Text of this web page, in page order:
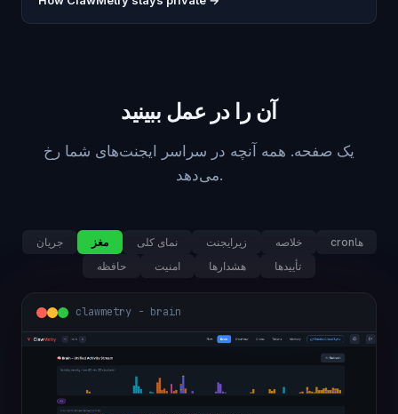
آن را در عمل ببینید
یک صفحه. همه آنچه در سراسر ایجنت‌های شما رخ
می‌دهد.
جریان مغز نمای کلی زیرایجنت خلاصه
cronها
حافظه
امنیت هشدارها تأییدها
clawmetry - overview